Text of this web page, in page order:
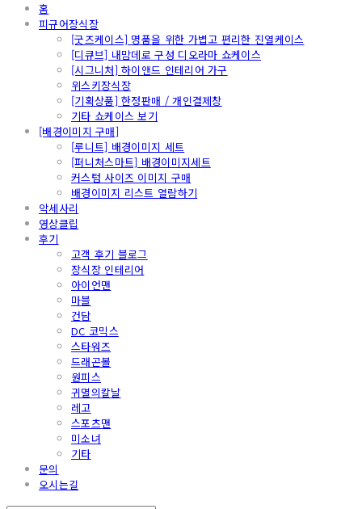
홈
피규어장식장
[굿즈케이스] 명품을 위한 가볍고 편리한 진열케이스
[디큐브] 내맘데로 구성 디오라마 쇼케이스
[시그니처] 하이앤드 인테리어 가구
위스키장식장
[기획상품] 한정판매 / 개인결제창
기타 쇼케이스 보기
[배경이미지 구매]
[루니트] 배경이미지 세트
[퍼니처스마트] 배경이미지세트
커스텀 사이즈 이미지 구매
배경이미지 리스트 열람하기
악세사리
영상클립
후기
고객 후기 블로그
장식장 인테리어
아이언맨
마블
건담
DC 코믹스
스타워즈
드래곤볼
원피스
귀멸의칼날
레고
스포츠맨
미소녀
기타
문의
오시는길